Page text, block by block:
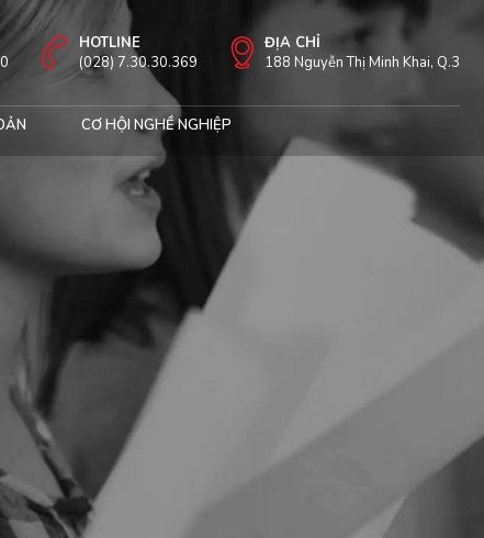
HOTLINE
(028) 7.30.30.369
ĐỊA CHỈ
188 Nguyễn Thị Minh Khai, Q.3
CƠ HỘI NGHỀ NGHIỆP